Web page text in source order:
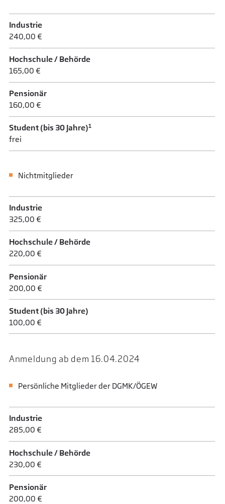
Industrie
240,00 €
Hochschule / Behörde
165,00 €
Pensionär
160,00 €
Student (bis 30 Jahre)1
frei
Nichtmitglieder
Industrie
325,00 €
Hochschule / Behörde
220,00 €
Pensionär
200,00 €
Student (bis 30 Jahre)
100,00 €
Anmeldung ab dem 16.04.2024
Persönliche Mitglieder der DGMK/ÖGEW
Industrie
285,00 €
Hochschule / Behörde
230,00 €
Pensionär
200,00 €